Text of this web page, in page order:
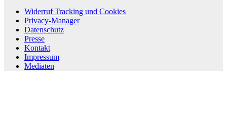
Widerruf Tracking und Cookies
Privacy-Manager
Datenschutz
Presse
Kontakt
Impressum
Mediaten